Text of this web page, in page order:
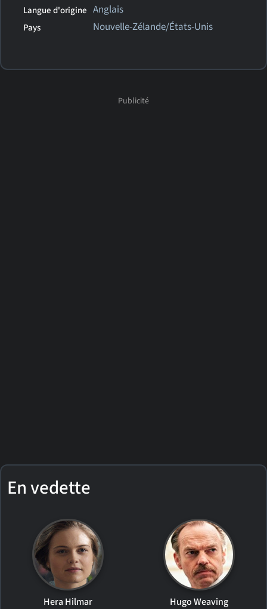
Langue d'origine Anglais
Pays Nouvelle-Zélande/États-Unis
En vedette
Hera Hilmar Hugo Weaving